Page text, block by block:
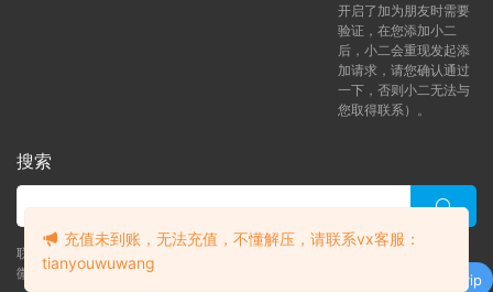
开启了加为朋友时需要
验证，在您添加小二
后，小二会重现发起添
加请求，请您确认通过
一下，否则小二无法与
您取得联系）。
搜索
联系客服 (添加后告诉客服-来自熊人族咨询问题)
微信客服（tianyouwuwang）
充值未到账，无法充值，不懂解压，请联系vx客服：
tianyouwuwang
升级了 月熊vip